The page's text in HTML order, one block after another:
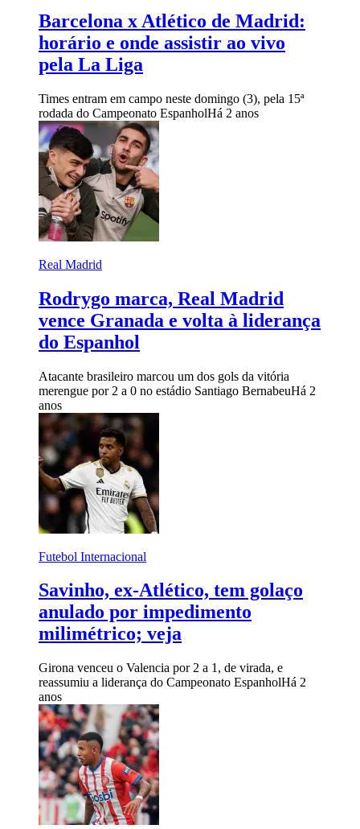
Barcelona x Atlético de Madrid:
horário e onde assistir ao vivo
pela La Liga
Times entram em campo neste domingo (3), pela 15ª
rodada do Campeonato EspanholHá 2 anos
Real Madrid
Rodrygo marca, Real Madrid
vence Granada e volta à liderança
do Espanhol
Atacante brasileiro marcou um dos gols da vitória
merengue por 2 a 0 no estádio Santiago BernabeuHá 2
anos
Futebol Internacional
Savinho, ex-Atlético, tem golaço
anulado por impedimento
milimétrico; veja
Girona venceu o Valencia por 2 a 1, de virada, e
reassumiu a liderança do Campeonato EspanholHá 2
anos